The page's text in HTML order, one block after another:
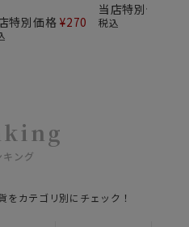
特別価格 ¥270
当店特別価格
税込
キング
をカテゴリ別にチェック！